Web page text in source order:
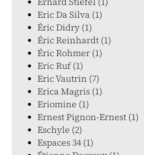
Eric Da Silva (1)
Éric Didry (1)
Éric Reinhardt (1)
Éric Rohmer (1)
Eric Ruf (1)
Eric Vautrin (7)
Erica Magris (1)
Eriomine (1)
Ernest Pignon-Ernest (1)
Eschyle (2)
Espaces 34 (1)